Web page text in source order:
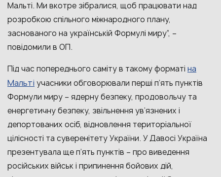
Мальті. Ми вкотре зібралися, щоб працювати над
розробкою спільного міжнародного плану,
заснованого на українській Формулі миру”, –
повідомили в ОП.
Під час попереднього саміту в такому форматі на
Мальті учасники обговорювали перші п’ять пунктів
Формули миру – ядерну безпеку, продовольчу та
енергетичну безпеку, звільнення ув’язнених і
депортованих осіб, відновлення територіальної
цілісності та суверенітету України. У Давосі Україна
презентувала ще п’ять пунктів – про виведення
російських військ і припинення бойових дій,